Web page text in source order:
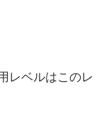
レベルはこのレ